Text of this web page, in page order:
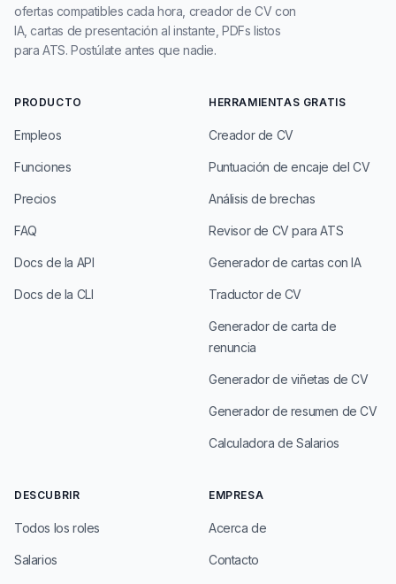
ofertas compatibles cada hora, creador de CV con
IA, cartas de presentación al instante, PDFs listos
para ATS. Postúlate antes que nadie.
PRODUCTO
Empleos
Funciones
Precios
FAQ
Docs de la API
Docs de la CLI
HERRAMIENTAS GRATIS
Creador de CV
Puntuación de encaje del CV
Análisis de brechas
Revisor de CV para ATS
Generador de cartas con IA
Traductor de CV
Generador de carta de
renuncia
Generador de viñetas de CV
Generador de resumen de CV
Calculadora de Salarios
DESCUBRIR
Todos los roles
Salarios
EMPRESA
Acerca de
Contacto